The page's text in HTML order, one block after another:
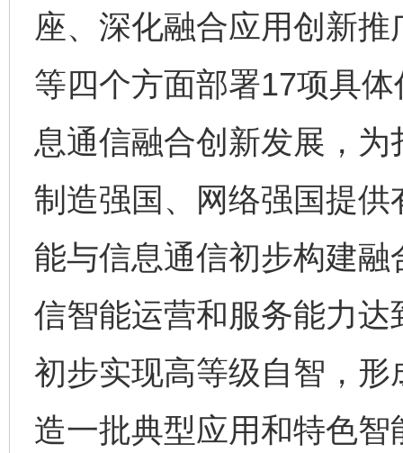
座、深化融合应用创新
等四个方面部署17项具
息通信融合创新发展，
制造强国、网络强国提
能与信息通信初步构建
信智能运营和服务能力
初步实现高等级自智，
造一批典型应用和特色